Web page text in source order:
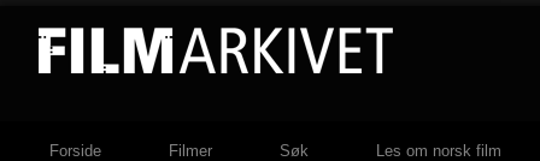
Forside Filmer Søk Les om norsk film